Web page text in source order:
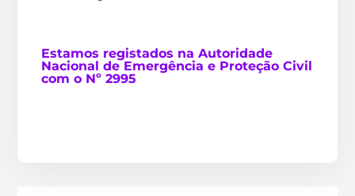
Estamos registados na Autoridade
Nacional de Emergência e Proteção Civil
com o Nº 2995